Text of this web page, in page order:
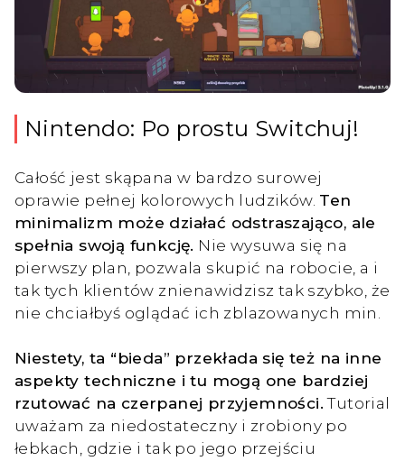
Nintendo: Po prostu Switchuj!
Całość jest skąpana w bardzo surowej
oprawie pełnej kolorowych ludzików. Ten
minimalizm może działać odstraszająco, ale
spełnia swoją funkcję. Nie wysuwa się na
pierwszy plan, pozwala skupić na robocie, a i
tak tych klientów znienawidzisz tak szybko, że
nie chciałbyś oglądać ich zblazowanych min.
Niestety, ta “bieda” przekłada się też na inne
aspekty techniczne i tu mogą one bardziej
rzutować na czerpanej przyjemności.Tutorial
uważam za niedostateczny i zrobiony po
łebkach, gdzie i tak po jego przejściu